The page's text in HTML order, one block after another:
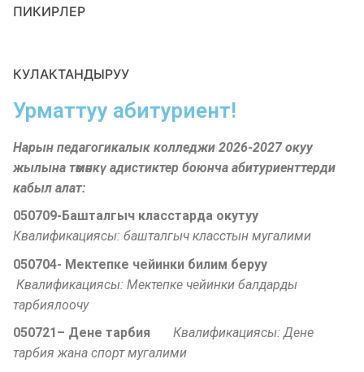
ПИКИРЛЕР
КУЛАКТАНДЫРУУ
Урматтуу абитуриент!
Нарын педагогикалык колледжи 2026-2027 окуу
жылына төмөнкү адистиктер боюнча абитуриенттерди
кабыл алат:
050709-Башталгыч класстарда окутуу
Квалификациясы: башталгыч класстын мугалими
050704- Мектепке чейинки билим беруу
Квалификациясы: Мектепке чейинки балдарды
тарбиялоочу
050721– Дене тарбия
Квалификациясы: Дене
тарбия жана спорт мугалими